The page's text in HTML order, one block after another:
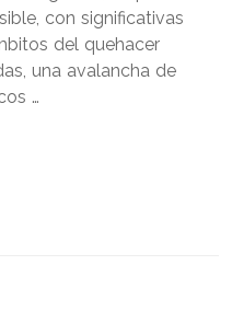
con significativas
del quehacer
una avalancha de
…